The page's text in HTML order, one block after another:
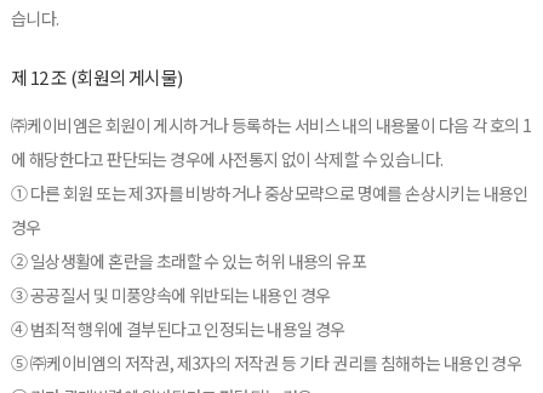
습니다.
제 12 조 (회원의 게시물)
㈜케이비엠은 회원이 게시하거나 등록하는 서비스 내의 내용물이 다음 각 호의 1
에 해당한다고 판단되는 경우에 사전통지 없이 삭제할 수 있습니다.
① 다른 회원 또는 제3자를 비방하거나 중상모략으로 명예를 손상시키는 내용인
경우
② 일상생활에 혼란을 초래할 수 있는 허위 내용의 유포
③ 공공질서 및 미풍양속에 위반되는 내용인 경우
④ 범죄적 행위에 결부된다고 인정되는 내용일 경우
⑤ ㈜케이비엠의 저작권, 제3자의 저작권 등 기타 권리를 침해하는 내용인 경우